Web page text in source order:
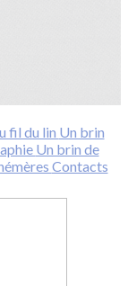
fil du lin Un brin
Un brin de
Contacts